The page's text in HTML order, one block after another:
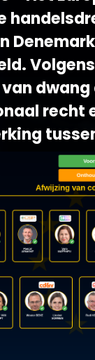
recht